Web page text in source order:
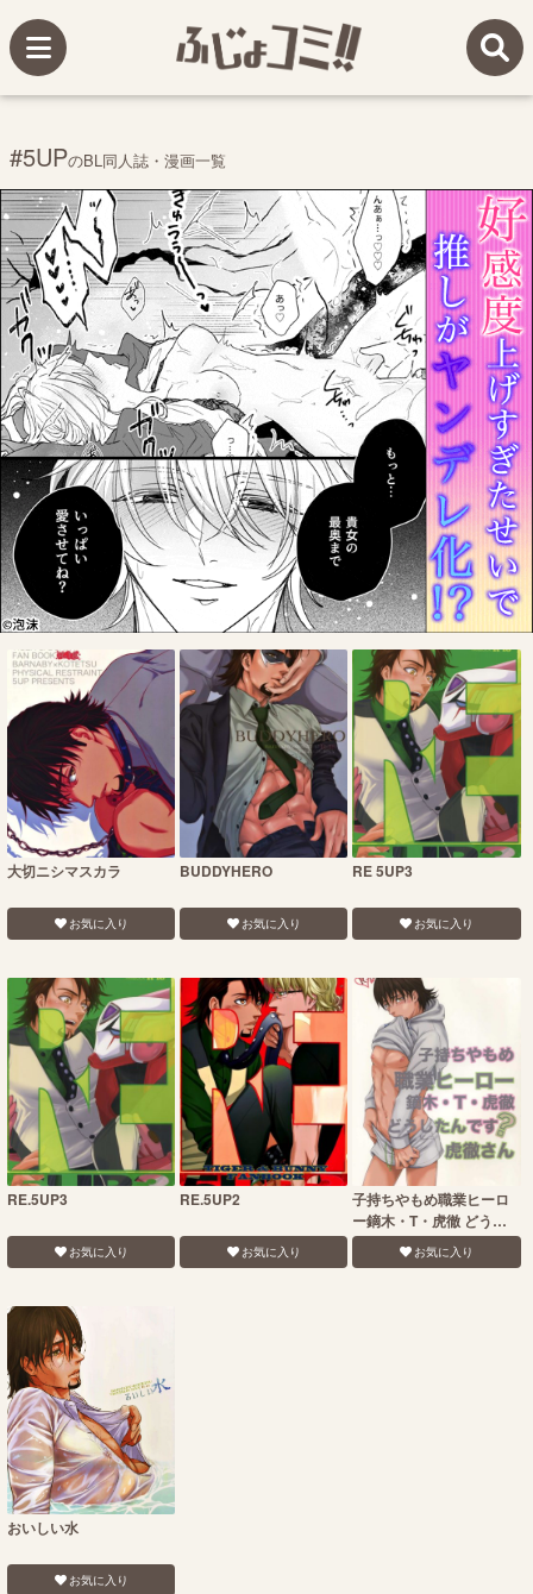
#5UPのBL同人誌・漫画一覧
大切ニシマスカラ
お気に入り
BUDDYHERO
お気に入り
RE 5UP3
お気に入り
RE.5UP3
お気に入り
RE.5UP2
お気に入り
子持ちやもめ職業ヒーロ
ー鏑木・T・虎徹 どうし
たんです虎徹さん
お気に入り
おいしい水
お気に入り